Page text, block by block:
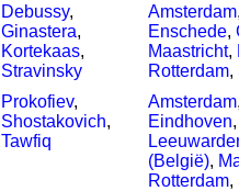
Debussy,
Ginastera,
Kortekaas,
Stravinsky
Amsterdam
Enschede,
Maastricht,
Rotterdam,
Prokofiev,
Shostakovich,
Tawfiq
Amsterdam
Eindhoven
(België),
Rotterdam,